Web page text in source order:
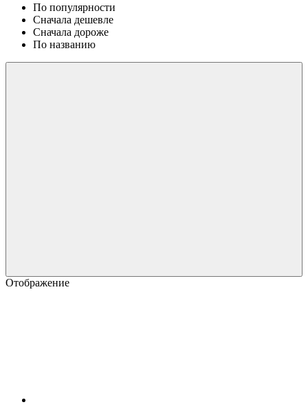
По популярности
Сначала дешевле
Сначала дороже
По названию
Отображение